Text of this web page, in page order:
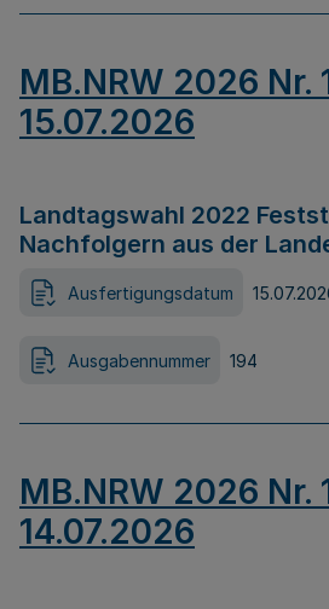
MB.NRW 2026 Nr.
15.07.2026
Landtagswahl 2022
Nachfolgern aus der
Ausfertigungsdatum
Ausgabennummer 194
MB.NRW 2026 Nr.
14.07.2026